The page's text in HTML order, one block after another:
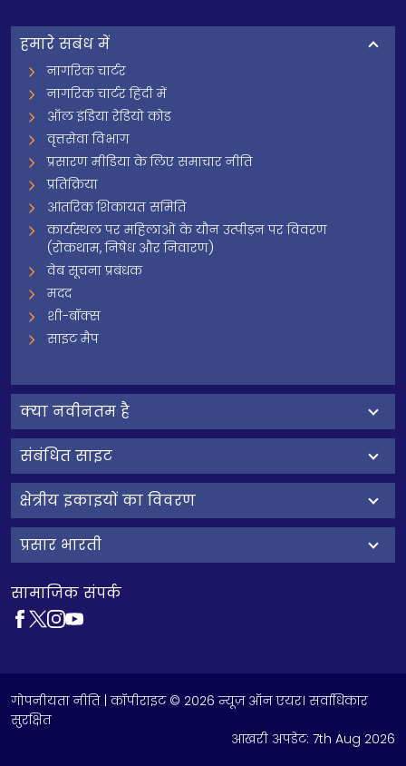
हमारे सबंध में
नागरिक चार्टर
नागरिक चार्टर हिंदी में
ऑल इंडिया रेडियो कोड
वृत्तसेवा विभाग
प्रसारण मीडिया के लिए समाचार नीति
प्रतिक्रिया
आंतरिक शिकायत समिति
कार्यस्थल पर महिलाओं के यौन उत्पीड़न पर विवरण
(रोकथाम, निषेध और निवारण)
वेब सूचना प्रबंधक
मदद
शी-बॉक्स
साइट मैप
क्‍या नवीनतम है
संबंधित साइट
क्षेत्रीय इकाइयों का विवरण
प्रसार भारती
सामाजिक संपर्क
गोपनीयता नीति | कॉपीराइट © 2026 न्यूज़ ऑन एयर। सर्वाधिकार
सुरक्षित
आखरी अपडेट: 7th Aug 2026